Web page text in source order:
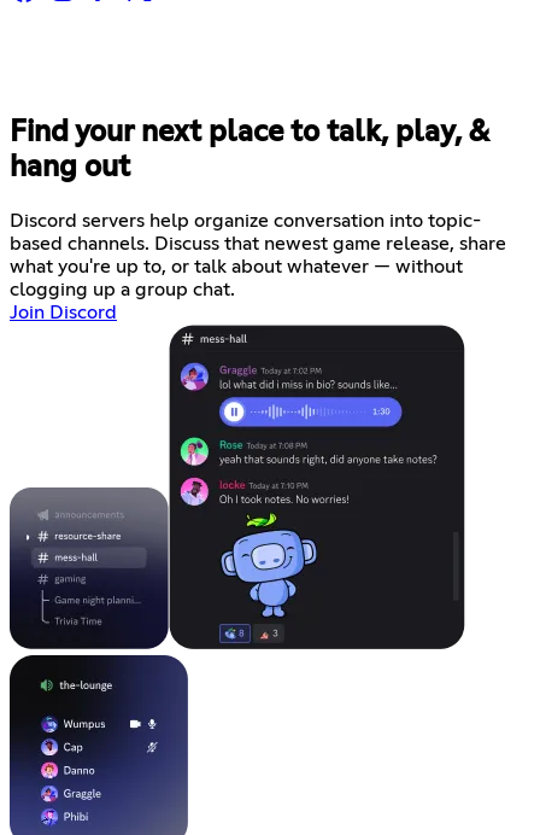
Find your next place to talk, play, &
hang out
Discord servers help organize conversation into topic-
based channels. Discuss that newest game release, share
what you're up to, or talk about whatever — without
clogging up a group chat.
Join Discord